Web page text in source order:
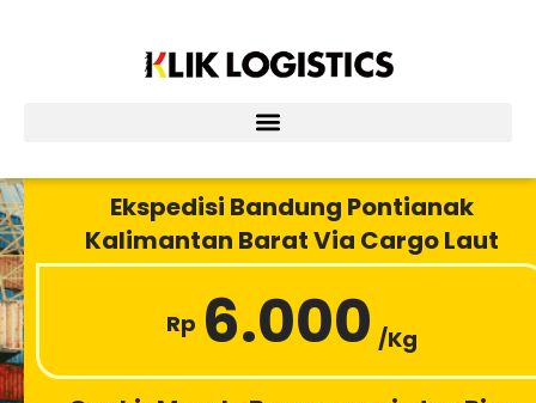
Ekspedisi Bandung Pontianak
Kalimantan Barat Via Cargo Laut
Rp 6.000 /Kg